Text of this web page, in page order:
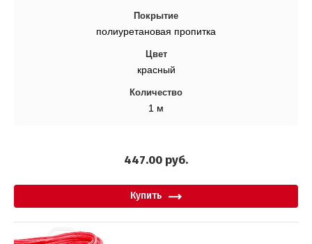
Покрытие
полиуретановая пропитка
Цвет
красный
Количество
1 м
447.00 руб.
Купить